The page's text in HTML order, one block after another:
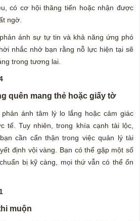
có cơ hội thăng tiến hoặc nhận được
ngờ.
ánh sự tự tin và khả năng ứng phó
nhắc nhở bạn rằng nỗ lực hiện tại sẽ
trong tương lai.
quên mang thẻ hoặc giấy tờ
ánh tâm lý lo lắng hoặc cảm giác
tế. Tuy nhiên, trong khía cạnh tài lộc,
cần cẩn thận trong việc quản lý tài
định vội vàng. Bạn có thể gặp một số
bị kỹ càng, mọi thứ vẫn có thể ổn
muộn